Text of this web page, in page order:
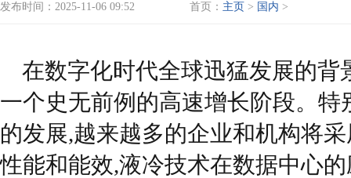
发布时间：2025-11-06 09:52 首页： 主页 > 国内 >
在数字化时代全球迅猛发展的
一个史无前例的高速增长阶段。
的发展,越来越多的企业和机构将
性能和能效,液冷技术在数据中心